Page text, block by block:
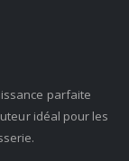
parfaite
idéal pour les